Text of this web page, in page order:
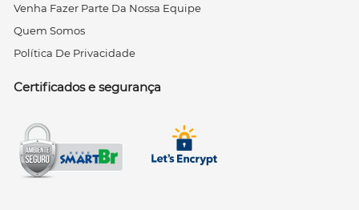
Venha Fazer Parte Da Nossa Equipe
Quem Somos
Política De Privacidade
Certificados e segurança